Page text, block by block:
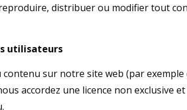
distribuer ou modifier tout
utilisateurs
sur notre site web (par
accordez une licence non exclusive